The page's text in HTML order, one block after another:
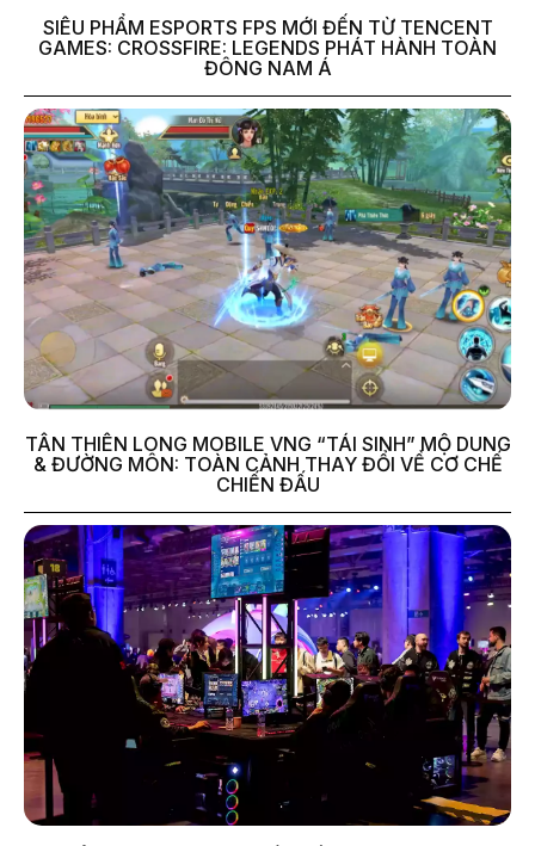
SIÊU PHẨM ESPORTS FPS MỚI ĐẾN TỪ TENCENT
GAMES: CROSSFIRE: LEGENDS PHÁT HÀNH TOÀN
ĐÔNG NAM Á
TÂN THIÊN LONG MOBILE VNG “TÁI SINH” MỘ DUNG
& ĐƯỜNG MÔN: TOÀN CẢNH THAY ĐỔI VỀ CƠ CHẾ
CHIẾN ĐẤU